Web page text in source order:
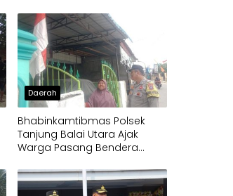
Daerah
Bhabinkamtibmas Polsek
Tanjung Balai Utara Ajak
Warga Pasang Bendera